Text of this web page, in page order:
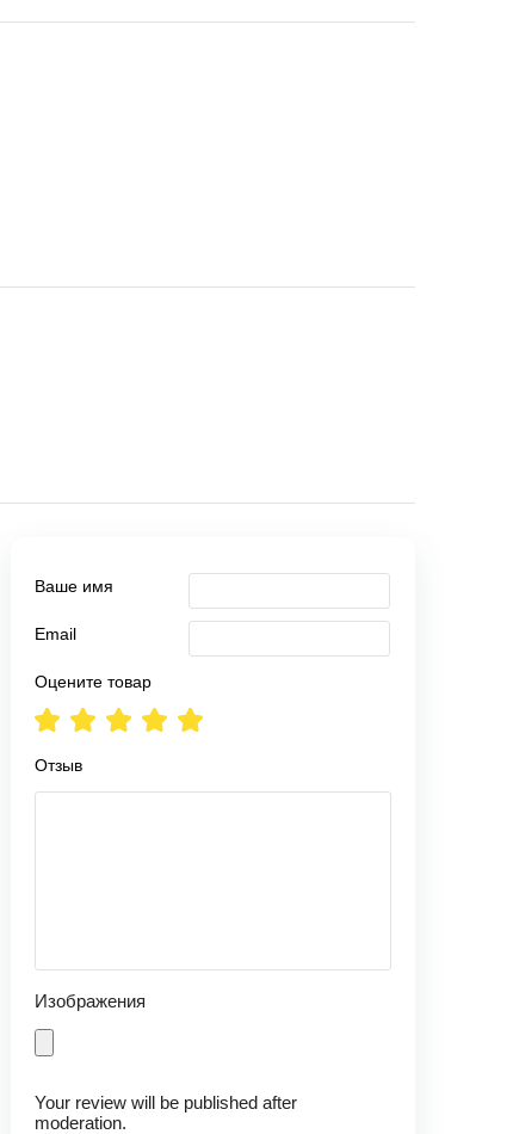
Ваше имя
Email
Оцените товар
Отзыв
Изображения
Your review will be published after
moderation.